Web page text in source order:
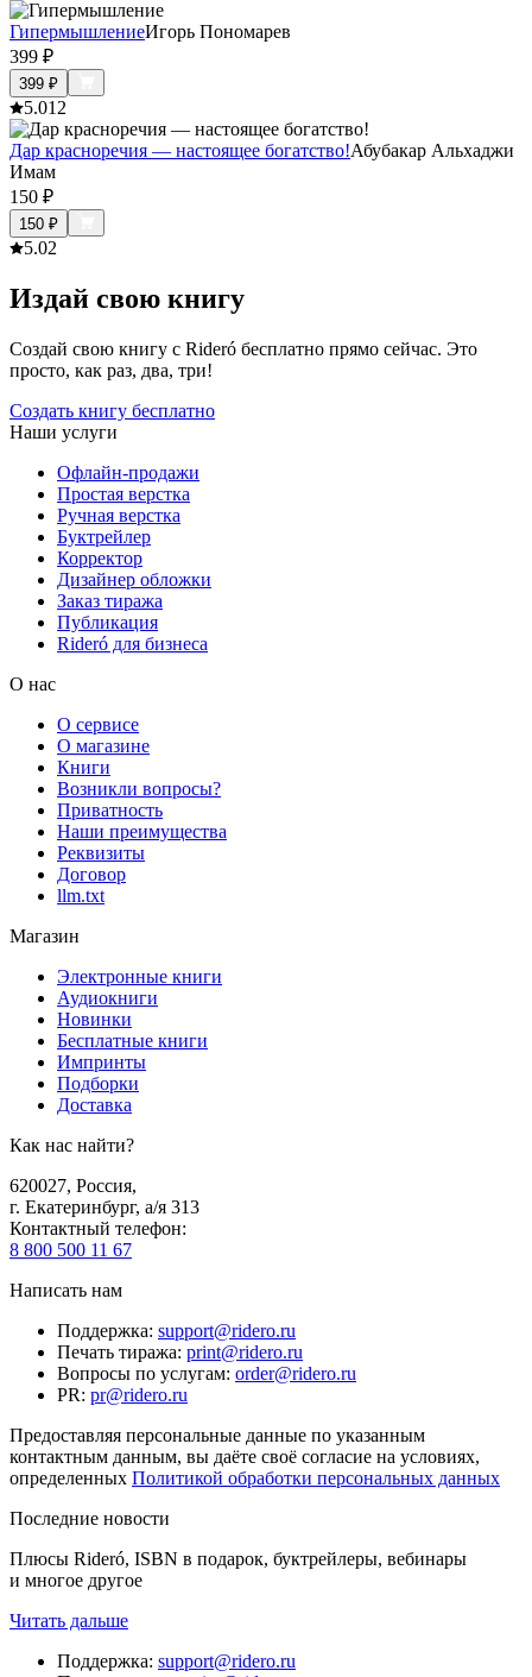
ГипермышлениеИгорь Пономарев
399 ₽
399 ₽
5.012
Дар красноречия — настоящее богатство!Абубакар Альхаджи
Имам
150 ₽
150 ₽
5.02
Издай свою книгу
Создай свою книгу с Rideró бесплатно прямо сейчас. Это
просто, как раз, два, три!
Создать книгу бесплатно
Наши услуги
Офлайн-продажи
Простая верстка
Ручная верстка
Буктрейлер
Корректор
Дизайнер обложки
Заказ тиража
Публикация
Rideró для бизнеса
О нас
О сервисе
О магазине
Книги
Возникли вопросы?
Приватность
Наши преимущества
Реквизиты
Договор
llm.txt
Магазин
Электронные книги
Аудиокниги
Новинки
Бесплатные книги
Импринты
Подборки
Доставка
Как нас найти?
620027, Россия,
г. Екатеринбург, а/я 313
Контактный телефон:
8 800 500 11 67
Написать нам
Поддержка: support@ridero.ru
Печать тиража: print@ridero.ru
Вопросы по услугам: order@ridero.ru
PR: pr@ridero.ru
Предоставляя персональные данные по указанным
контактным данным, вы даёте своё согласие на условиях,
определенных Политикой обработки персональных данных
Последние новости
Плюсы Rideró, ISBN в подарок, буктрейлеры, вебинары
и многое другое
Читать дальше
Поддержка: support@ridero.ru